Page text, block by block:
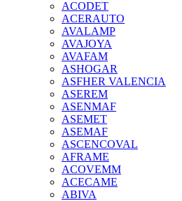
ACODET
ACERAUTO
AVALAMP
AVAJOYA
AVAFAM
ASHOGAR
ASFHER VALENCIA
ASEREM
ASENMAF
ASEMET
ASEMAF
ASCENCOVAL
AFRAME
ACOVEMM
ACECAME
ABIVA